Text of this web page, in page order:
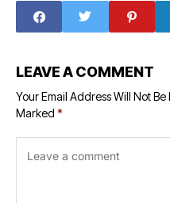
vendors, Rs
6387182 will be
recovered from
what is the
reason
LEAVE A COMMENT
Your Email Address Will Not Be
Marked *